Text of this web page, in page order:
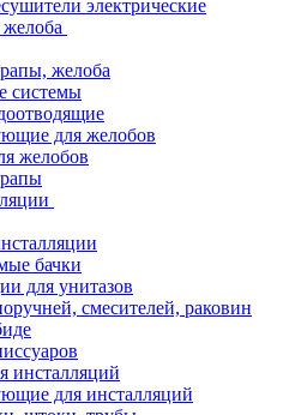
электрические
желоба
системы
для желобов
желобов
бачки
для унитазов
смесителей, раковин
инсталляций
для инсталляций